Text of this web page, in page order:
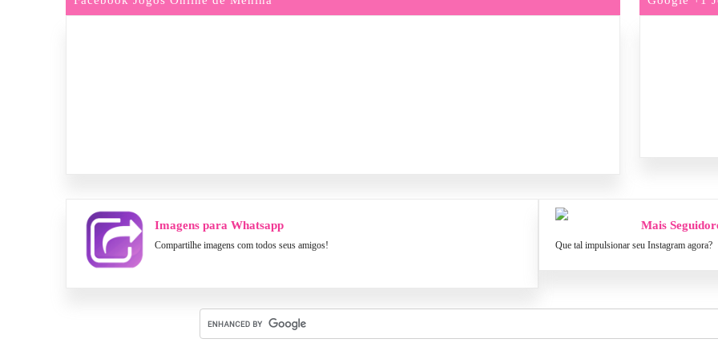
Imagens para Whatsapp
Compartilhe imagens com todos seus amigos!
Mais
Que tal impulsionar seu Instagram agora?